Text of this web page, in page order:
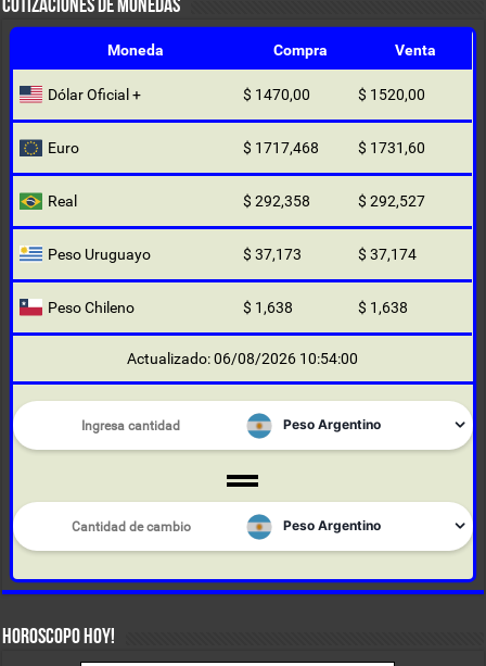
COTIZACIONES DE MONEDAS
Moneda Compra Venta
Dólar Oficial + $ 1470,00 $ 1520,00
Euro $ 1717,468 $ 1731,60
Real $ 292,358 $ 292,527
Peso Uruguayo $ 37,173 $ 37,174
Peso Chileno $ 1,638 $ 1,638
Actualizado: 06/08/2026 10:54:00
HOROSCOPO HOY!